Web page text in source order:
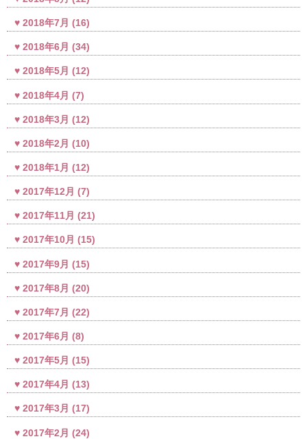
2018年7月 (16)
2018年6月 (34)
2018年5月 (12)
2018年4月 (7)
2018年3月 (12)
2018年2月 (10)
2018年1月 (12)
2017年12月 (7)
2017年11月 (21)
2017年10月 (15)
2017年9月 (15)
2017年8月 (20)
2017年7月 (22)
2017年6月 (8)
2017年5月 (15)
2017年4月 (13)
2017年3月 (17)
2017年2月 (24)